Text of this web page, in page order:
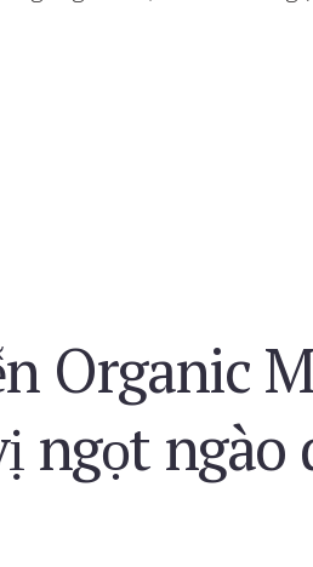
Organic
ngọt ngào